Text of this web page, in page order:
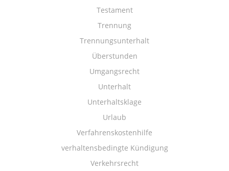
Testament
Trennung
Trennungsunterhalt
Überstunden
Umgangsrecht
Unterhalt
Unterhaltsklage
Urlaub
Verfahrenskostenhilfe
verhaltensbedingte Kündigung
Verkehrsrecht